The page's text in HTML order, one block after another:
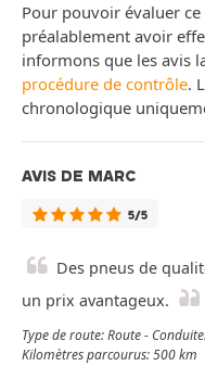
Pour pouvoir évaluer
préalablement avoir
informons que les avis
procédure de contrôle.
chronologique
AVIS DE MARC
5/5
Des pneus de
un prix avantageux.
Type de route: Route -
Kilomètres parcourus: 500 km